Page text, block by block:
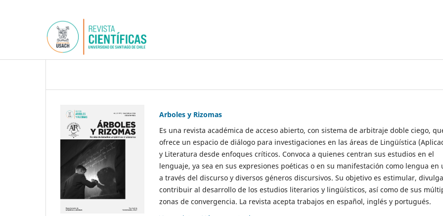
Arboles y Rizomas
Es una revista académica de acceso abierto, con sistema de arbitraje doble ciego,
ofrece un espacio de diálogo para investigaciones en las áreas de Lingüística
y Literatura desde enfoques críticos. Convoca a quienes centran sus estudios en el
lenguaje, ya sea en sus expresiones poéticas o en su manifestación como lengua en
a través del discurso y diversos géneros discursivos. Su objetivo es estimular,
contribuir al desarrollo de los estudios literarios y lingüísticos, así como de sus
zonas de convergencia. La revista acepta trabajos en español, inglés y portugués.